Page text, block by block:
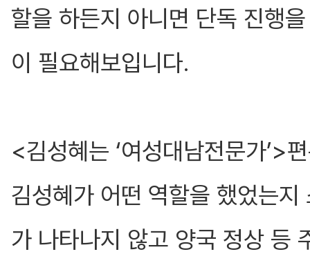
할을 하든지 아니면 단독 진행
이 필요해보입니다.
<김성혜는 ‘여성대남전문가’>
김성혜가 어떤 역할을 했었는
가 나타나지 않고 양국 정상 등